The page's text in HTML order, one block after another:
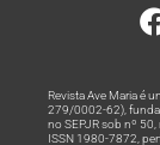
Revista Ave Maria é
279/0002-62),
no SEPJR sob nº 50,
ISSN 1980-7872,